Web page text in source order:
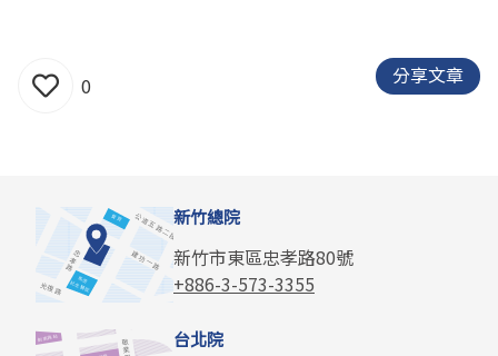
0 分享文章
新竹總院
新竹市東區忠孝路80號
+886-3-573-3355
台北院